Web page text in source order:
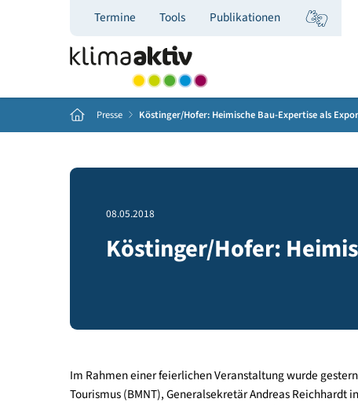
Termine Tools Publikationen
08.05.2018